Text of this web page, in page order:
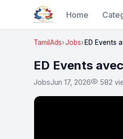
Home
TamilAds Jobs ED Events
ED Events
JobsJun 17, 2026 582